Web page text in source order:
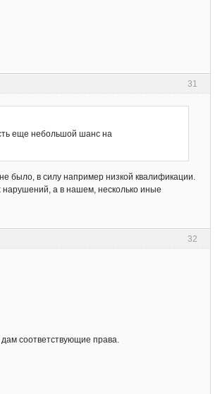
31
еще небольшой шанс на
было, в силу например низкой квалификации.
нарушений, а в нашем, несколько иные
32
соответствующие права.